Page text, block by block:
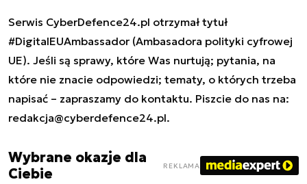
Serwis CyberDefence24.pl otrzymał tytuł
#DigitalEUAmbassador (Ambasadora polityki cyfrowej
UE). Jeśli są sprawy, które Was nurtują; pytania, na
które nie znacie odpowiedzi; tematy, o których trzeba
napisać – zapraszamy do kontaktu. Piszcie do nas na:
redakcja@cyberdefence24.pl.
Wybrane okazje dla
Ciebie
REKLAMA